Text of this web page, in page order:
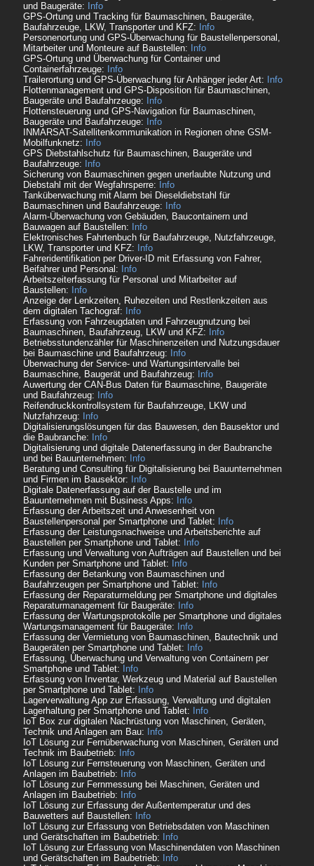
und Baugeräte:
Info
GPS-Ortung und Tracking für Baumaschinen, Baugeräte,
Baufahrzeuge, LKW, Transporter und KFZ:
Info
Personenortung und GPS-Überwachung für Baustellenpersonal,
Mitarbeiter und Monteure auf Baustellen:
Info
GPS-Ortung und Überwachung für Container und
Containerfahrzeuge:
Info
Trailerortung und GPS-Überwachung für Anhänger jeder Art:
Info
Flottenmanagement und GPS-Disposition für Baumaschinen,
Baugeräte und Baufahrzeuge:
Info
Flottensteuerung und GPS-Navigation für Baumaschinen,
Baugeräte und Baufahrzeuge:
Info
INMARSAT-Satellitenkommunikation in Regionen ohne GSM-
Mobilfunknetz:
Info
GPS Diebstahlschutz für Baumaschinen, Baugeräte und
Baufahrzeuge:
Info
Sicherung von Baumaschinen gegen unerlaubte Nutzung und
Diebstahl mit der Wegfahrsperre:
Info
Tanküberwachung mit Alarm bei Dieseldiebstahl für
Baumaschinen und Baufahrzeuge:
Info
Alarm-Überwachung von Gebäuden, Baucontainern und
Bauwagen auf Baustellen:
Info
Elektronisches Fahrtenbuch für Baufahrzeuge, Nutzfahrzeuge,
LKW, Transporter und KFZ:
Info
Fahreridentifikation per Driver-ID mit Erfassung von Fahrer,
Beifahrer und Personal:
Info
Arbeitszeiterfassung für Personal und Mitarbeiter auf
Baustellen:
Info
Anzeige der Lenkzeiten, Ruhezeiten und Restlenkzeiten aus
dem digitalen Tachograf:
Info
Erfassung von Fahrzeugdaten und Fahrzeugnutzung bei
Baumaschinen, Baufahrzeug, LKW und KFZ:
Info
Betriebsstundenzähler für Maschinenzeiten und Nutzungsdauer
bei Baumaschine und Baufahrzeug:
Info
Überwachung der Service- und Wartungsintervalle bei
Baumaschine, Baugerät und Baufahrzeug:
Info
Auwertung der CAN-Bus Daten für Baumaschine, Baugeräte
und Baufahrzeug:
Info
Reifendruckkontrollsystem für Baufahrzeuge, LKW und
Nutzfahrzeug:
Info
Digitalisierungslösungen für das Bauwesen, den Bausektor und
die Baubranche:
Info
Digitalisierung und digitale Datenerfassung in der Baubranche
und bei Bauunternehmen:
Info
Beratung und Consulting für Digitalisierung bei Bauunternehmen
und Firmen im Bausektor:
Info
Digitale Datenerfassung auf der Baustelle und im
Bauunternehmen mit Business Apps:
Info
Erfassung der Arbeitszeit und Anwesenheit von
Baustellenpersonal per Smartphone und Tablet:
Info
Erfassung der Leistungsnachweise und Arbeitsberichte auf
Baustellen per Smartphone und Tablet:
Info
Erfassung und Verwaltung von Aufträgen auf Baustellen und bei
Kunden per Smartphone und Tablet:
Info
Erfassung der Betankung von Baumaschinen und
Baufahrzeugen per Smartphone und Tablet:
Info
Erfassung der Reparaturmeldung per Smartphone und digitales
Reparaturmanagement für Baugeräte:
Info
Erfassung der Wartungsprotokolle per Smartphone und digitales
Wartungsmanagement für Baugeräte:
Info
Erfassung der Vermietung von Baumaschinen, Bautechnik und
Baugeräten per Smartphone und Tablet:
Info
Erfassung, Überwachung und Verwaltung von Containern per
Smartphone und Tablet:
Info
Erfassung von Inventar, Werkzeug und Material auf Baustellen
per Smartphone und Tablet:
Info
Lagerverwaltung App zur Erfassung, Verwaltung und digitalen
Lagerhaltung per Smartphone und Tablet:
Info
IoT Box zur digitalen Nachrüstung von Maschinen, Geräten,
Technik und Anlagen am Bau:
Info
IoT Lösung zur Fernüberwachung von Maschinen, Geräten und
Technik im Baubetrieb:
Info
IoT Lösung zur Fernsteuerung von Maschinen, Geräten und
Anlagen im Baubetrieb:
Info
IoT Lösung zur Fernmessung bei Maschinen, Geräten und
Anlagen im Baubetrieb:
Info
IoT Lösung zur Erfassung der Außentemperatur und des
Bauwetters auf Baustellen:
Info
IoT Lösung zur Erfassung von Betriebsdaten von Maschinen
und Gerätschaften im Baubetrieb:
Info
IoT Lösung zur Erfassung von Maschinendaten von Maschinen
und Gerätschaften im Baubetrieb:
Info